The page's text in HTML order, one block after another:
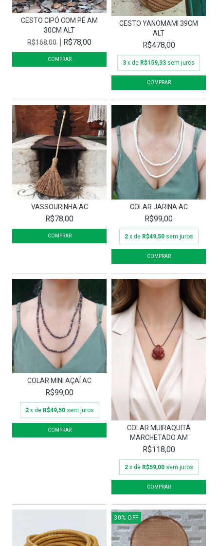
CESTO CIPÓ COM PÉ AM
30CM ALT
R$168,00
R$78,00
CESTO YANOMAMI 39CM
ALT
R$478,00
3 x de R$159,33 sem juros
VASSOURINHA AC
R$78,00
COLAR JARINA AC
R$99,00
2 x de R$49,50 sem juros
COLAR MINI AÇAÍ AC
R$99,00
2 x de R$49,50 sem juros
COLAR MUIRAQUITÃ
MARCHETADO AM
R$118,00
2 x de R$59,00 sem juros
30% OFF